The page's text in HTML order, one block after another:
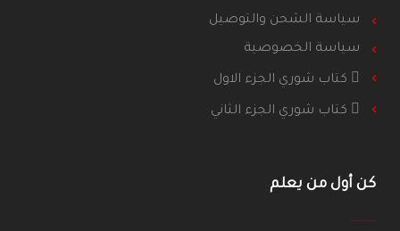
سياسة الشحن والتوصيل
سياسة الخصوصية
كن أول من يعلم